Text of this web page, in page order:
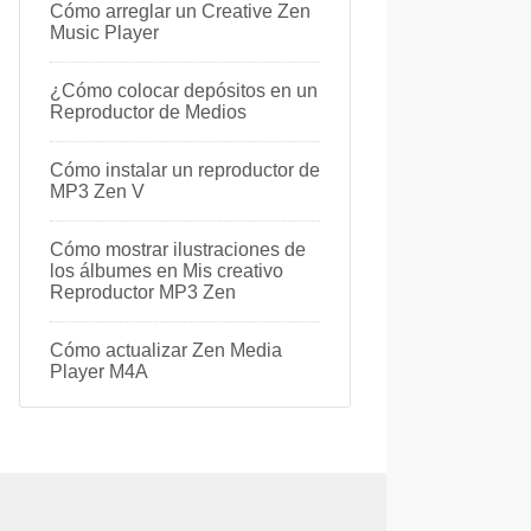
Cómo arreglar un Creative Zen
Music Player
¿Cómo colocar depósitos en un
Reproductor de Medios
Cómo instalar un reproductor de
MP3 Zen V
Cómo mostrar ilustraciones de
los álbumes en Mis creativo
Reproductor MP3 Zen
Cómo actualizar Zen Media
Player M4A